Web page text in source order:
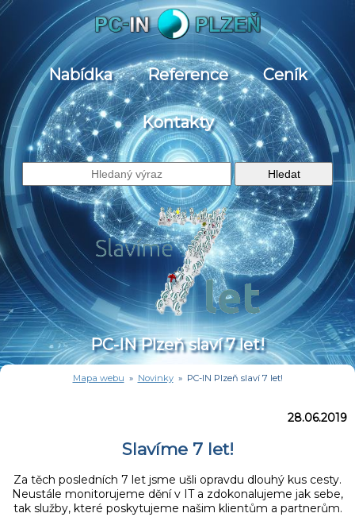
Nabídka Reference Ceník
Kontakty
PC-IN Plzeň slaví 7 let!
Mapa webu » Novinky» PC-IN Plzeň slaví 7 let!
28.06.2019
Slavíme 7 let!
Za těch posledních 7 let jsme ušli opravdu dlouhý kus cesty.
Neustále monitorujeme dění v IT a zdokonalujeme jak sebe,
tak služby, které poskytujeme našim klientům a partnerům.